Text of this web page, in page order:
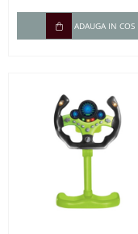
ADAUGA IN COS